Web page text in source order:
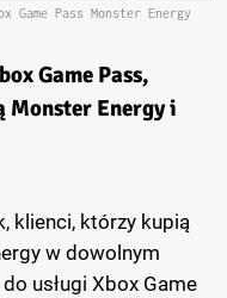
Game Pass Monster Energy
Game Pass,
Monster Energy i
klienci, którzy kupią
w dowolnym
usługi Xbox Game